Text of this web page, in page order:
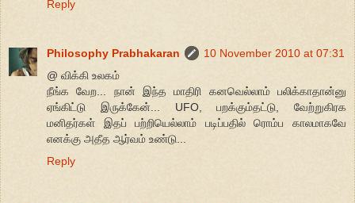
Reply
Philosophy Prabhakaran
10 November 2010 at 07:31
@ விக்கி உலகம்
நீங்க வேற... நான் இந்த மாதிரி கனவெல்லாம் பலிக்காதான்னு
ஏங்கிட்டு இருக்கேன்... UFO, பறக்கும்தட்டு, வேற்றுகிரக
மனிதர்கள் இதப் பற்றியெல்லாம் படிப்பதில் ரொம்ப காலமாகவே
எனக்கு அதீத ஆர்வம் உண்டு...
Reply